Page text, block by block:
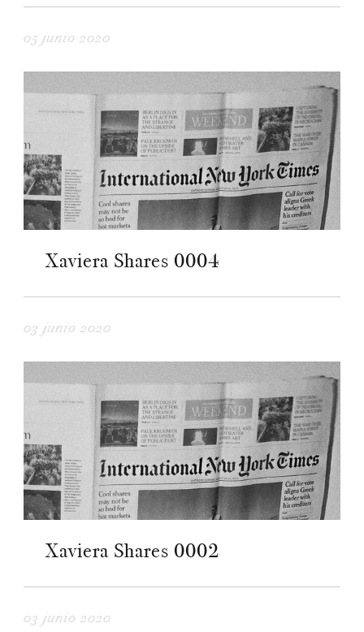
05 junio 2020
Xaviera Shares 0004
03 junio 2020
Xaviera Shares 0002
03 junio 2020